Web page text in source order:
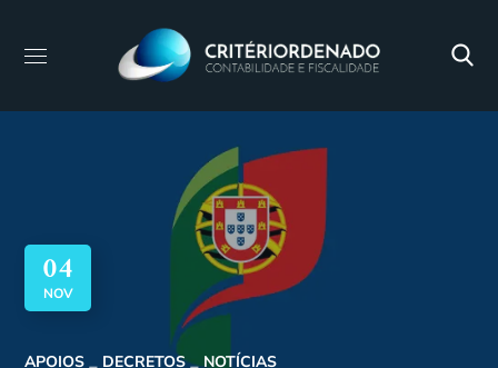
04
NOV
APOIOS DECRETOS NOTÍCIAS